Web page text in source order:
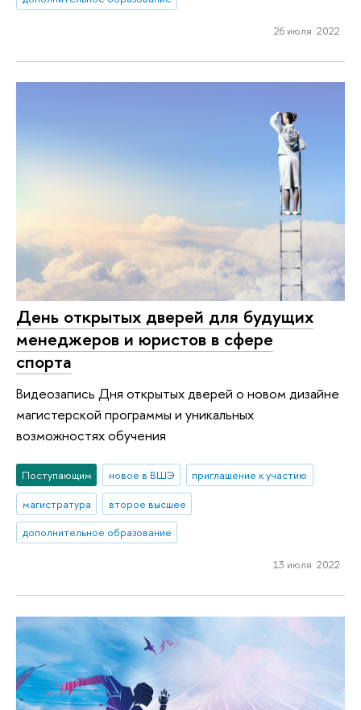
26 июля 2022
День открытых дверей для будущих
менеджеров и юристов в сфере
спорта
Видеозапись Дня открытых дверей о новом дизайне
магистерской программы и уникальных
возможностях обучения
Поступающим новое в ВШЭ
приглашение к участию
магистратура
второе высшее
дополнительное образование
13 июля 2022